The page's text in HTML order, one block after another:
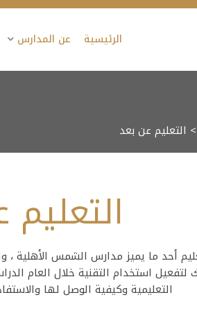
الرئيسية عن المدارس
> التعليم عن بعد
أحد ما يميز مدارس الشمس الأهلية ،
لتفعيل استخدام التقنية خلال العام
التعليمية وكيفية الوصل لها